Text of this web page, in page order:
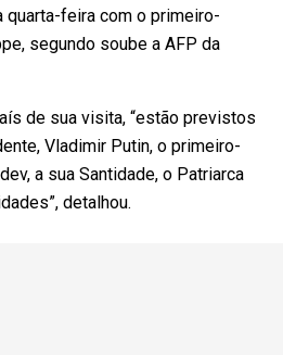
quarta-feira com o primeiro-
segundo soube a AFP da
de sua visita, “estão previstos
Vladimir Putin, o primeiro-
a sua Santidade, o Patriarca
detalhou.